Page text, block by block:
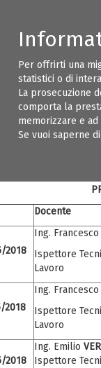
Per offrirti una
statistici o di
La prosecuzione
comporta la
memorizzare e
Se vuoi saperne
BRINDISI
DEGLI
IL CORSO
Docente
2018
Ing. Francesco
Ispettore
Lavoro
2018
Ing. Francesco
Ispettore
Lavoro
2018
Ing. Emilio
Ispettore